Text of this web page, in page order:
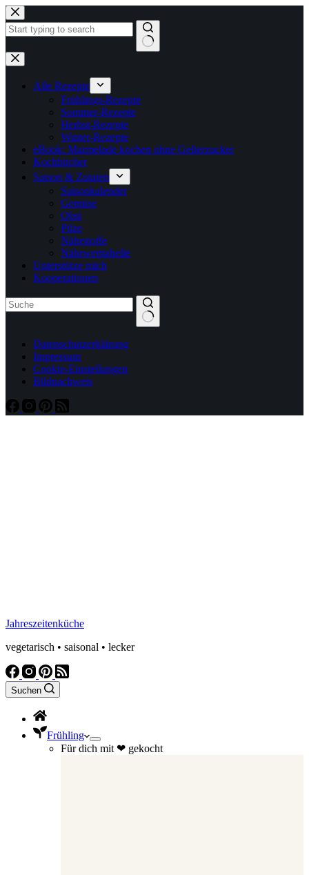
Zum
Inhalt
springen
Keine
Ergebnisse
Alle Rezepte
Frühlings-Rezepte
Sommer-Rezepte
Herbst-Rezepte
Winter-Rezepte
eBook: Marmelade kochen ohne Gelierzucker
Kochbücher
Saison & Zutaten
Saisonkalender
Gemüse
Obst
Pilze
Nährstoffe
Nährwerttabelle
Unterstütze mich
Kooperationen
Datenschutzerklärung
Impressum
Cookie-Einstellungen
Bildnachweis
Jahreszeitenküche
vegetarisch • saisonal • lecker
Suchen
Frühling
Für dich mit ❤ gekocht